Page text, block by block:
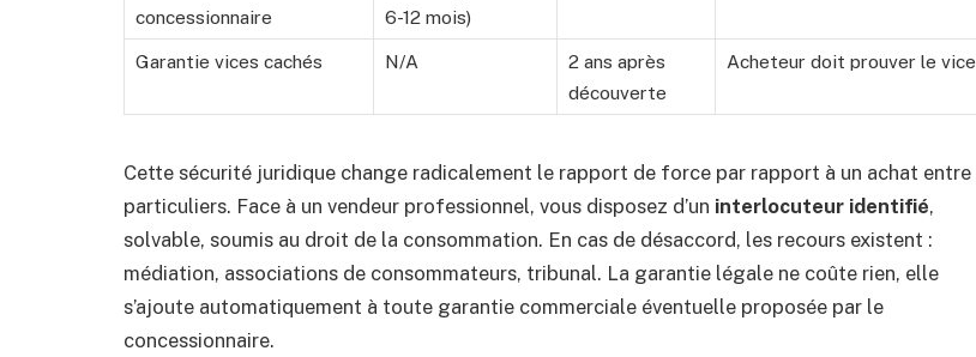
concessionnaire
6-12 mois)
Garantie vices cachés N/A
2 ans après
découverte
Acheteur doit prouver le vice
Cette sécurité juridique change radicalement le rapport de force par rapport à un achat entre
particuliers. Face à un vendeur professionnel, vous disposez d’un interlocuteur identifié,
solvable, soumis au droit de la consommation. En cas de désaccord, les recours existent :
médiation, associations de consommateurs, tribunal. La garantie légale ne coûte rien, elle
s’ajoute automatiquement à toute garantie commerciale éventuelle proposée par le
concessionnaire.